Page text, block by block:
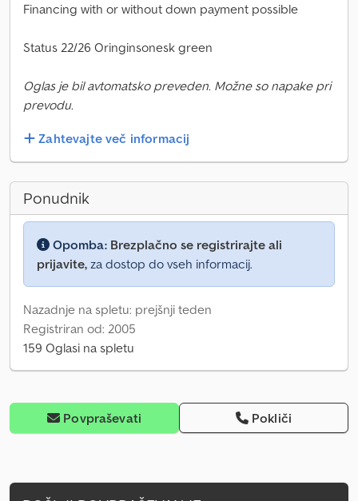
Financing with or without down payment possible
Status 22/26 Oringinsonesk green
Oglas je bil avtomatsko preveden. Možne so napake pri
prevodu.
Zahtevajte več informacij
Ponudnik
Opomba: Brezplačno se registrirajte ali
prijavite, za dostop do vseh informacij.
Nazadnje na spletu: prejšnji teden
Registriran od: 2005
159 Oglasi na spletu
Povpraševati Pokliči